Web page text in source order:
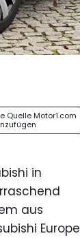
Quelle Motor1.com
in
aus
Europe